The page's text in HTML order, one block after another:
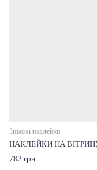
Зимові наклейки
НАКЛЕЙКИ НА
782 грн